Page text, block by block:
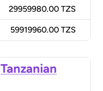
29959980.00 TZS
59919960.00 TZS
Tanzanian